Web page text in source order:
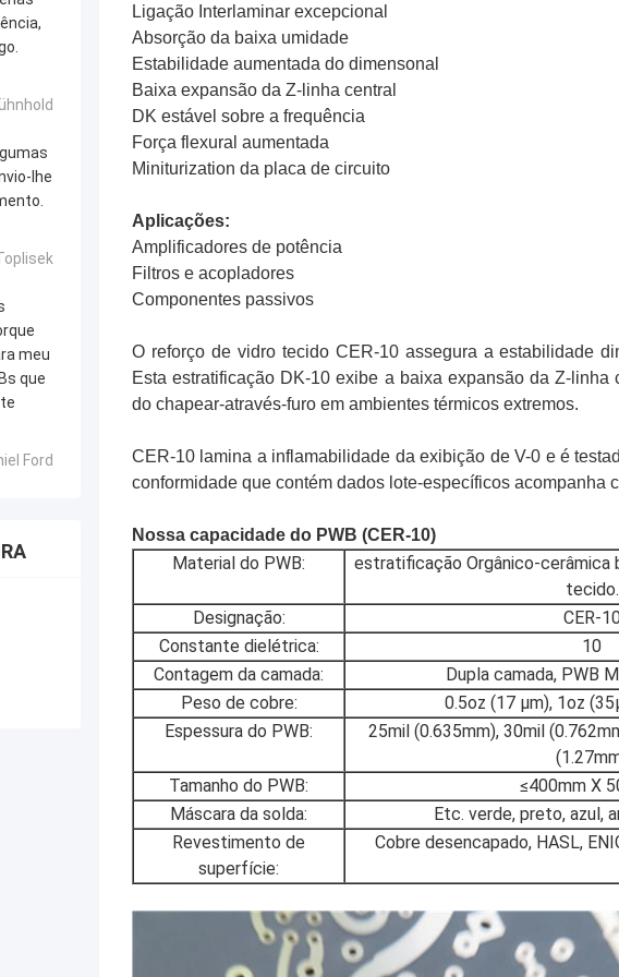
lhe
meu
que
Ford
Ligação Interlaminar excepcional
Absorção da baixa umidade
Estabilidade aumentada do dimensonal
Baixa expansão da Z-linha central
DK estável sobre a frequência
Força flexural aumentada
Miniturization da placa de circuito
Aplicações:
Amplificadores de potência
Filtros e acopladores
Componentes passivos
O reforço de vidro tecido CER-10 assegura a estabilidade
Esta estratificação DK-10 exibe a baixa expansão da Z-
do chapear-através-furo em ambientes térmicos extremos.
CER-10 lamina a inflamabilidade da exibição de V-0 e é
conformidade que contém dados lote-específicos acompanha
Nossa capacidade do PWB (CER-10)
Material do PWB:
estratificação Orgânico-cerâmica
tecido.
Designação:
CER-
Constante dielétrica:
10
Contagem da camada:
Dupla camada, PWB
Peso de cobre:
0.5oz (17 µm), 1oz
Espessura do PWB:
25mil (0.635mm), 30mil
Tamanho do PWB:
≤400mm X
Máscara da solda:
Etc. verde, preto, azul,
Revestimento de
superfície:
Cobre desencapado, HASL,